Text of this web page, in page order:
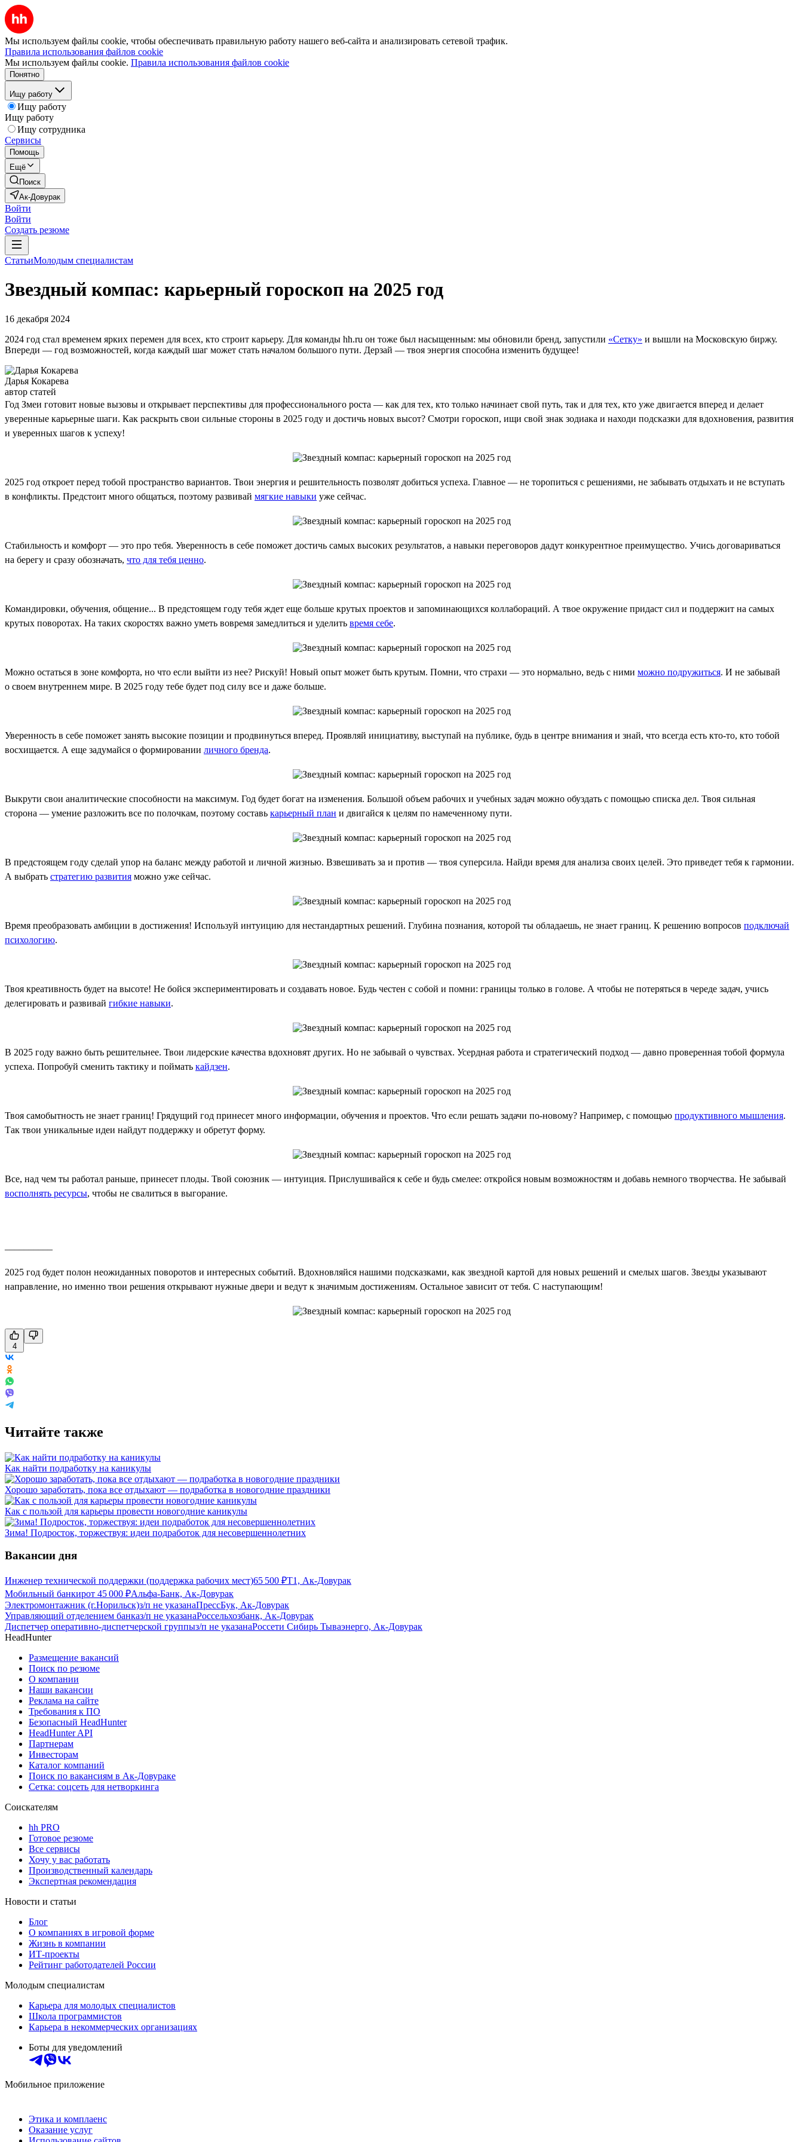
Мы используем файлы cookie, чтобы обеспечивать правильную работу нашего веб-сайта и анализировать сетевой трафик.
Правила использования файлов cookie
Мы используем файлы cookie. Правила использования файлов cookie
Понятно
Ищу работу
Ищу работу
Ищу работу
Ищу сотрудника
Сервисы
Помощь
Ещё
Поиск
Ак-Довурак
Войти
Войти
Создать резюме
СтатьиМолодым специалистам
Звездный компас: карьерный гороскоп на 2025 год
16 декабря 2024
2024 год стал временем ярких перемен для всех, кто строит карьеру. Для команды hh.ru он тоже был насыщенным: мы обновили бренд, запустили «Сетку» и вышли на Московскую биржу.
Впереди — год возможностей, когда каждый шаг может стать началом большого пути. Дерзай — твоя энергия способна изменить будущее!
Дарья Кокарева
автор статей
Год Змеи готовит новые вызовы и открывает перспективы для профессионального роста — как для тех, кто только начинает свой путь, так и для тех, кто уже двигается вперед и делает
уверенные карьерные шаги. Как раскрыть свои сильные стороны в 2025 году и достичь новых высот? Смотри гороскоп, ищи свой знак зодиака и находи подсказки для вдохновения, развития
и уверенных шагов к успеху!
2025 год откроет перед тобой пространство вариантов. Твои энергия и решительность позволят добиться успеха. Главное — не торопиться с решениями, не забывать отдыхать и не вступать
в конфликты. Предстоит много общаться, поэтому развивай мягкие навыки уже сейчас.
Стабильность и комфорт — это про тебя. Уверенность в себе поможет достичь самых высоких результатов, а навыки переговоров дадут конкурентное преимущество. Учись договариваться
на берегу и сразу обозначать, что для тебя ценно.
Командировки, обучения, общение... В предстоящем году тебя ждет еще больше крутых проектов и запоминающихся коллабораций. А твое окружение придаст сил и поддержит на самых
крутых поворотах. На таких скоростях важно уметь вовремя замедлиться и уделить время себе.
Можно остаться в зоне комфорта, но что если выйти из нее? Рискуй! Новый опыт может быть крутым. Помни, что страхи — это нормально, ведь с ними можно подружиться. И не забывай
о своем внутреннем мире. В 2025 году тебе будет под силу все и даже больше.
Уверенность в себе поможет занять высокие позиции и продвинуться вперед. Проявляй инициативу, выступай на публике, будь в центре внимания и знай, что всегда есть кто-то, кто тобой
восхищается. А еще задумайся о формировании личного бренда.
Выкрути свои аналитические способности на максимум. Год будет богат на изменения. Большой объем рабочих и учебных задач можно обуздать с помощью списка дел. Твоя сильная
сторона — умение разложить все по полочкам, поэтому составь карьерный план и двигайся к целям по намеченному пути.
В предстоящем году сделай упор на баланс между работой и личной жизнью. Взвешивать за и против — твоя суперсила. Найди время для анализа своих целей. Это приведет тебя к гармонии.
А выбрать стратегию развития можно уже сейчас.
Время преобразовать амбиции в достижения! Используй интуицию для нестандартных решений. Глубина познания, которой ты обладаешь, не знает границ. К решению вопросов подключай
психологию.
Твоя креативность будет на высоте! Не бойся экспериментировать и создавать новое. Будь честен с собой и помни: границы только в голове. А чтобы не потеряться в череде задач, учись
делегировать и развивай гибкие навыки.
В 2025 году важно быть решительнее. Твои лидерские качества вдохновят других. Но не забывай о чувствах. Усердная работа и стратегический подход — давно проверенная тобой формула
успеха. Попробуй сменить тактику и поймать кайдзен.
Твоя самобытность не знает границ! Грядущий год принесет много информации, обучения и проектов. Что если решать задачи по-новому? Например, с помощью продуктивного мышления.
Так твои уникальные идеи найдут поддержку и обретут форму.
Все, над чем ты работал раньше, принесет плоды. Твой союзник — интуиция. Прислушивайся к себе и будь смелее: откройся новым возможностям и добавь немного творчества. Не забывай
восполнять ресурсы, чтобы не свалиться в выгорание.
2025 год будет полон неожиданных поворотов и интересных событий. Вдохновляйся нашими подсказками, как звездной картой для новых решений и смелых шагов. Звезды указывают
направление, но именно твои решения открывают нужные двери и ведут к значимым достижениям. Остальное зависит от тебя. С наступающим!
4
Читайте также
Как найти подработку на каникулы
Хорошо заработать, пока все отдыхают — подработка в новогодние праздники
Как с пользой для карьеры провести новогодние каникулы
Зима! Подросток, торжествуя: идеи подработок для несовершеннолетних
Вакансии дня
Инженер технической поддержки (поддержка рабочих мест)65 500 ₽Т1, Ак-Довурак
Мобильный банкирот 45 000 ₽Альфа-Банк, Ак-Довурак
Электромонтажник (г.Норильск)з/п не указанаПрессБук, Ак-Довурак
Управляющий отделением банказ/п не указанаРоссельхозбанк, Ак-Довурак
Диспетчер оперативно-диспетчерской группыз/п не указанаРоссети Сибирь Тываэнерго, Ак-Довурак
HeadHunter
Размещение вакансий
Поиск по резюме
О компании
Наши вакансии
Реклама на сайте
Требования к ПО
Безопасный HeadHunter
HeadHunter API
Партнерам
Инвесторам
Каталог компаний
Поиск по вакансиям в Ак-Довураке
Сетка: соцсеть для нетворкинга
Соискателям
hh PRO
Готовое резюме
Все сервисы
Хочу у вас работать
Производственный календарь
Экспертная рекомендация
Новости и статьи
Блог
О компаниях в игровой форме
Жизнь в компании
ИТ-проекты
Рейтинг работодателей России
Молодым специалистам
Карьера для молодых специалистов
Школа программистов
Карьера в некоммерческих организациях
Боты для уведомлений
Мобильное приложение
Этика и комплаенс
Оказание услуг